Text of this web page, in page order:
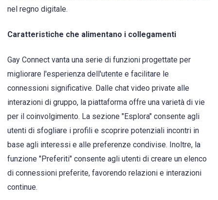
nel regno digitale.
Caratteristiche che alimentano i collegamenti
Gay Connect vanta una serie di funzioni progettate per
migliorare l'esperienza dell'utente e facilitare le
connessioni significative. Dalle chat video private alle
interazioni di gruppo, la piattaforma offre una varietà di vie
per il coinvolgimento. La sezione "Esplora" consente agli
utenti di sfogliare i profili e scoprire potenziali incontri in
base agli interessi e alle preferenze condivise. Inoltre, la
funzione "Preferiti" consente agli utenti di creare un elenco
di connessioni preferite, favorendo relazioni e interazioni
continue.